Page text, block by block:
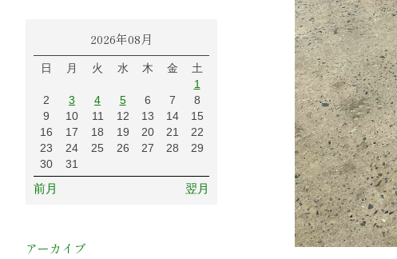
2026年08月
日 月 火 水 木 金
土
1
2
3 4 5 6 7
8
9
10 11 12 13 14
15
16
17 18 19 20 21
22
23
24 25 26 27 28
29
30
31
前月 翌月
アーカイブ